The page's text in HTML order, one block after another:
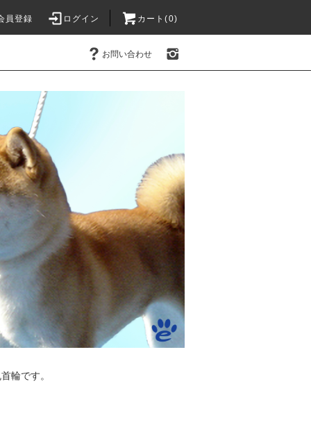
員登録 ログイン カート(0)
お問い合わせ
輪です。